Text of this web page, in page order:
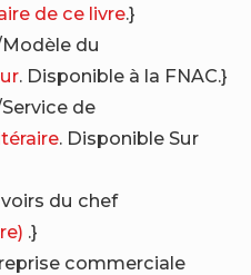
de ce livre.}
du
. Disponible à la FNAC.}
de
. Disponible Sur
du chef
.}
commerciale